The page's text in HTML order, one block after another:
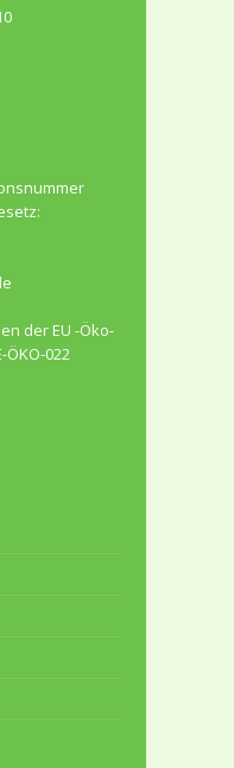
der EU -Öko-
022